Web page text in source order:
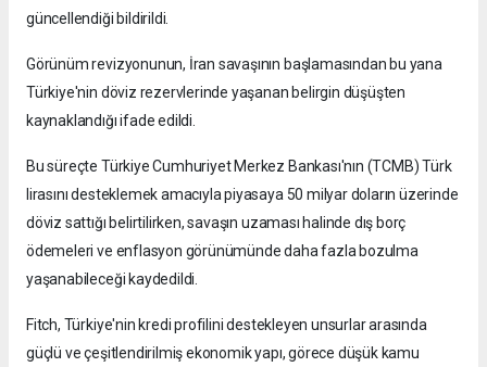
güncellendiği bildirildi.
Görünüm revizyonunun, İran savaşının başlamasından bu yana
Türkiye'nin döviz rezervlerinde yaşanan belirgin düşüşten
kaynaklandığı ifade edildi.
Bu süreçte Türkiye Cumhuriyet Merkez Bankası'nın (TCMB) Türk
lirasını desteklemek amacıyla piyasaya 50 milyar doların üzerinde
döviz sattığı belirtilirken, savaşın uzaması halinde dış borç
ödemeleri ve enflasyon görünümünde daha fazla bozulma
yaşanabileceği kaydedildi.
Fitch, Türkiye'nin kredi profilini destekleyen unsurlar arasında
güçlü ve çeşitlendirilmiş ekonomik yapı, görece düşük kamu